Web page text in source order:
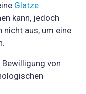
Glatze
kann, jedoch
nicht aus, um eine
von